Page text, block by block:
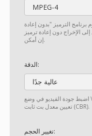
MPEG-4
برنامج الترميز "بدون إعادة
الإخراج دون إعادة ترميز
إن أمكن.
الدقة:
عالية جدًا
اضبط جودة الفيديو في وضع VBR. اختر "مخصّص" إذا كنت بحاجة إلى
تعيين معدل بت ثابت (CBR).
تغيير الحجم: